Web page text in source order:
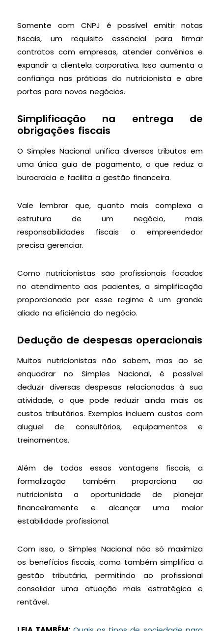
Somente com CNPJ é possível emitir notas
fiscais, um requisito essencial para firmar
contratos com empresas, atender convênios e
expandir a clientela corporativa. Isso aumenta a
confiança nas práticas do nutricionista e abre
portas para novos negócios.
Simplificação na entrega de
obrigações fiscais
O Simples Nacional unifica diversos tributos em
uma única guia de pagamento, o que reduz a
burocracia e facilita a gestão financeira.
Vale lembrar que, quanto mais complexa a
estrutura de um negócio, mais
responsabilidades fiscais o empreendedor
precisa gerenciar.
Como nutricionistas são profissionais focados
no atendimento aos pacientes, a simplificação
proporcionada por esse regime é um grande
aliado na eficiência do negócio.
Dedução de despesas operacionais
Muitos nutricionistas não sabem, mas ao se
enquadrar no Simples Nacional, é possível
deduzir diversas despesas relacionadas à sua
atividade, o que pode reduzir ainda mais os
custos tributários. Exemplos incluem custos com
aluguel de consultórios, equipamentos e
treinamentos.
Além de todas essas vantagens fiscais, a
formalização também proporciona ao
nutricionista a oportunidade de planejar
financeiramente e alcançar uma maior
estabilidade profissional.
Com isso, o Simples Nacional não só maximiza
os benefícios fiscais, como também simplifica a
gestão tributária, permitindo ao profissional
consolidar uma atuação mais estratégica e
rentável.